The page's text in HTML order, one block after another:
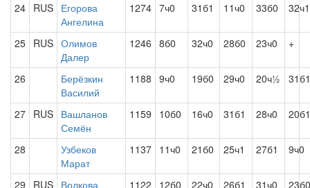
24 RUS Егорова
Ангелина
1274 7ч0 31б1 11ч0 33б0 32ч1
25 RUS Олимов
Далер
1246 8б0 32ч0 28б0 23ч0 +
26
Берёзкин
Василий
1188 9ч0 19б0 29ч0 20ч½ 31б1
27 RUS Вашланов
Семён
1159 10б0 16ч0 31б1 28ч0 20б1
28
Узбеков
Марат
1137 11ч0 21б0 25ч1 27б1 9ч0
29 RUS Волкова 1122 12б0 22ч0 26б1 31ч0 23б0